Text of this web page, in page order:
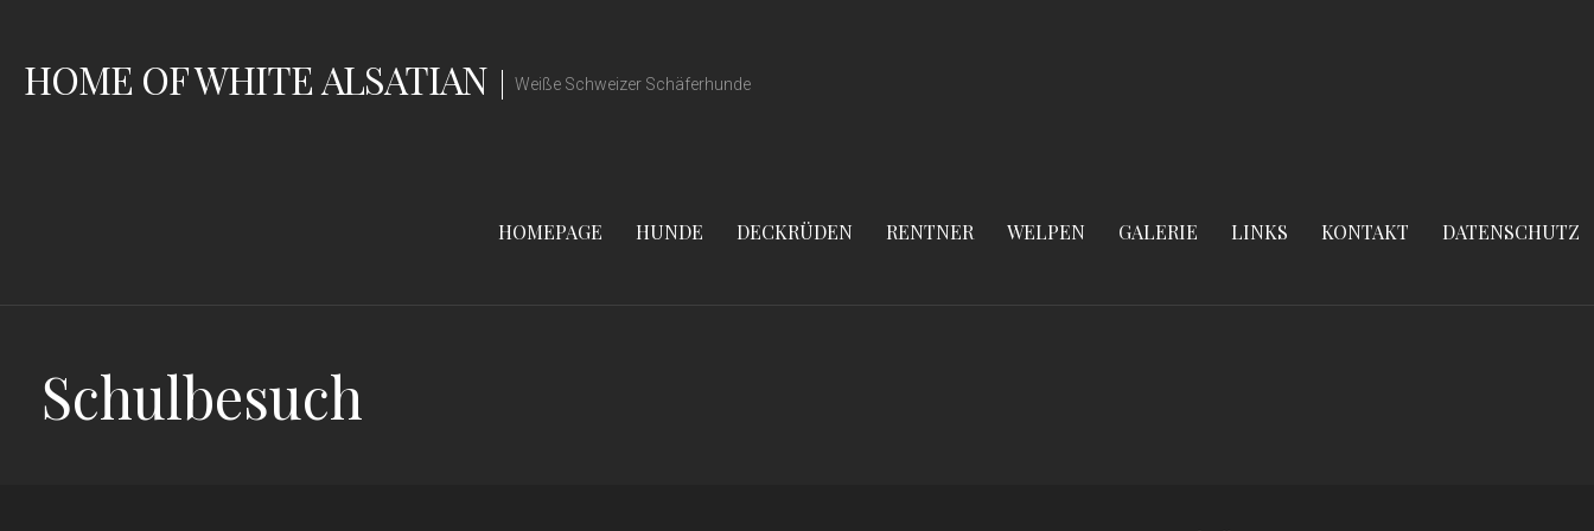
springen
HOME OF WHITE ALSATIAN Weiße Schweizer Schäferhunde
HOMEPAGE HUNDE DECKRÜDEN RENTNER WELPEN GALERIE LINKS KONTAKT DATENSCHUTZ
Schulbesuch